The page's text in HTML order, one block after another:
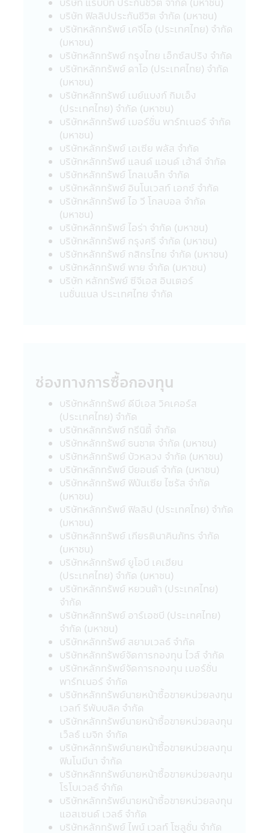
ค่าบริการดังกล่าว มีผลตั้งแต่วันที่ 23
มีนาคม 2563 เป็นต้นไป จนกว่าจะมีประกาศ
เปลี่ยนแปลง
24. ผู้ลงทุนโปรดศึกษาเงื่อนไขการลงทุนใน
กองทุนรวมเพื่อการออม (SSF) / กองทุนรวม
เพื่อการออมพิเศษ (SSFX) หรือหน่วยลงทุน
ชนิดเพื่อการออมพิเศษ (SSFX) ซึ่งเป็นไปตาม
กฎกระทรวง ฉบับที่ 357 (พ.ศ 2563) ออกตาม
ความในประมวลรัษฎากรว่าด้วยการยกเว้น
รัษฎากร ลงวันที่ 10 มีนาคม 2563 โดยเป็นไป
ตามเกณฑ์กรมรรพากรกำหนด ผู้ลงทุนควร
ศึกษาข้อมูลในหนังสือชี้ชวน/หนังสือชี้ชวนส่วน
สรุปข้อมูลสำคัญ ให้เข้าใจและควรเก็บหนังสือชี้
ชวนไว้เป็นข้อมูล เพื่อใช้อ้างอิงในอนาคต และ
เมื่อมีข้อสงสัยให้สอบถามผู้ติดต่อกับผู้ลงทุนให้
เข้าใจก่อนซื้อหน่วยลงทุน
คำเตือนเฉพาะกองทุน
• ผู้ลงทุนไม่สามารถนำหน่วยลงทุนของกองทุน
รวมเพื่อการเลี้ยงชีพและกองทุนรวมหุ้นระยะ
ยาวไปจำหน่าย จ่าย โอน จำนำ หรือนำไปเป็น
หลักประกัน
จัดการได้จัดให้) มิฉะนั้นผู้ลงทุนจะไม่ได้รับสิทธิ
ประโยชน์ทางภาษี และ/หรือ ผู้ลงทุนอาจถูกหัก
หรือไม่สามารถขอคืนภาษี ณ ที่จ่ายจากกำไรที่
เกิดขึ้นตลอดจนผู้ลงทุนจะต้องคืนสิทธิประโยชน์
ทางภาษีที่เคยได้รับภายในกำหนดเวลา และ/
หรือ อาจจะต้องชำระเงินเพิ่ม และเบี้ยปรับตาม
ประมวลรัษฎากร อนึ่ง ผู้ลงทุนจะต้องเก็บ
เอกสารการลงทุนในกองทุนรวมถึงหลักฐาน
เพื่อพิสูจน์ว่าท่านได้ปฏิบัติตามเงื่อนไขของการ
ลงทุนที่กำหนดดังกล่าวอย่างครบถ้วน ทั้งนี้เพื่อ
ประโยชน์ในการยืนยันสิทธิประโยชน์ในทางภาษี
ของท่านหากถูกเรียกถามในอนาคต อนึ่ง ผู้
ลงทุนควรขอรับ และศึกษาข้อมูลในหนังสือชี้
ชวน และคู่มือการลงทุนให้เข้าใจ หรือสอบถาม
รายละเอียดเพิ่มเติมได้ที่ บริษัทจัดการ หรือผู้
ขายหน่วยลงทุน
• กรณีกองทุนรวมที่มีการลงทุนในต่าง
ประเทศ และไม่ได้ป้องกันความเสี่ยงของอัตรา
แลกเปลี่ยนทั้งจำนวน ผู้ลงทุนอาจจะขาดทุน
หรือได้รับกำไรจากอัตราแลกเปลี่ยน หรือได้รับ
เงินคืนต่ำกว่าเงินลงทุนเริ่มแรกได้
• กองทุนรวมมีประกัน ผู้ลงทุนที่ถือหน่วยที่
ลงทุนจนครบระยะเวลาการประกันที่กำหนดใน
หนังสือชี้ชวนนี้จะได้รับชำระเงินลงทุนคืนตาม
เงื่อนไขในการรับประกันอย่างไรก็ดี การประกัน
ดังกล่าวไม่ได้รวมถึงการประกันความสามารถ
ในการชำระหนี้ในอนาคตของผู้ประกัน
• กองทุนรวมมุ่งรักษาเงินต้น เป็นเพียงชื่อ
เรียกประเภทของกองทุนรวมที่จัดนโยบายการ
ลงทุนเพื่อให้เงินต้นของผู้ถือหน่วยลงทุนมีความ
เสี่ยงต่ำ โดยกองทุนรวมดังกล่าว มิได้รับประกัน
เงินลงทุนหรือผลตอบแทนจากการลงทุนแต่
อย่างใด
บริษัท ฟิลลิปประกันชีวิต จำกัด (มหาชน)
บริษัทหลักทรัพย์ เคจีไอ (ประเทศไทย) จำกัด
(มหาชน)
บริษัทหลักทรัพย์ กรุงไทย เอ็กซ์สปริง จำกัด
บริษัทหลักทรัพย์ ดาโอ (ประเทศไทย) จำกัด
(มหาชน)
บริษัทหลักทรัพย์ เมย์แบงก์ กิมเอ็ง
(ประเทศไทย) จำกัด (มหาชน)
บริษัทหลักทรัพย์ เมอร์ชั่น พาร์ทเนอร์ จำกัด
(มหาชน)
บริษัทหลักทรัพย์ เอเซีย พลัส จำกัด
บริษัทหลักทรัพย์ แลนด์ แอนด์ เฮ้าส์ จำกัด
บริษัทหลักทรัพย์ โกลเบล็ก จำกัด
บริษัทหลักทรัพย์ อินโนเวสท์ เอกซ์ จำกัด
บริษัทหลักทรัพย์ ไอ วี โกลบอล จำกัด
(มหาชน)
บริษัทหลักทรัพย์ ไอร่า จำกัด (มหาชน)
บริษัทหลักทรัพย์ กรุงศรี จำกัด (มหาชน)
บริษัทหลักทรัพย์ กสิกรไทย จำกัด (มหาชน)
บริษัทหลักทรัพย์ พาย จำกัด (มหาชน)
บริษัท หลักทรัพย์ ซีจีเอส อินเตอร์
เนชั่นแนล ประเทศไทย จํากัด
ช่องทางการซื้อกองทุน
บริษัทหลักทรัพย์ ดีบีเอส วิคเคอร์ส
(ประเทศไทย) จำกัด
บริษัทหลักทรัพย์ ทรีนิตี้ จำกัด
บริษัทหลักทรัพย์ ธนชาต จำกัด (มหาชน)
บริษัทหลักทรัพย์ บัวหลวง จำกัด (มหาชน)
บริษัทหลักทรัพย์ บียอนด์ จำกัด (มหาชน)
บริษัทหลักทรัพย์ ฟินันเซีย ไซรัส จำกัด
(มหาชน)
บริษัทหลักทรัพย์ ฟิลลิป (ประเทศไทย) จำกัด
(มหาชน)
บริษัทหลักทรัพย์ เกียรตินาคินภัทร จำกัด
(มหาชน)
บริษัทหลักทรัพย์ ยูโอบี เคเฮียน
(ประเทศไทย) จำกัด (มหาชน)
บริษัทหลักทรัพย์ หยวนต้า (ประเทศไทย)
จำกัด
บริษัทหลักทรัพย์ อาร์เอชบี (ประเทศไทย)
จำกัด (มหาชน)
บริษัทหลักทรัพย์ สยามเวลธ์ จำกัด
บริษัทหลักทรัพย์จัดการกองทุน ไวส์ จำกัด
บริษัทหลักทรัพย์จัดการกองทุน เมอร์ชั่น
พาร์ทเนอร์ จำกัด
บริษัทหลักทรัพย์นายหน้าซื้อขายหน่วยลงทุน
เวลท์ รีพับบลิค จำกัด
บริษัทหลักทรัพย์นายหน้าซื้อขายหน่วยลงทุน
เว็ลธ์ เมจิก จำกัด
บริษัทหลักทรัพย์นายหน้าซื้อขายหน่วยลงทุน
ฟินโนมีนา จำกัด
บริษัทหลักทรัพย์นายหน้าซื้อขายหน่วยลงทุน
โรโบเวลธ์ จำกัด
บริษัทหลักทรัพย์นายหน้าซื้อขายหน่วยลงทุน
แอสเซนด์ เวลธ์ จำกัด
บริษัทหลักทรัพย์ ไพน์ เวลท์ โซลูชั่น จำกัด